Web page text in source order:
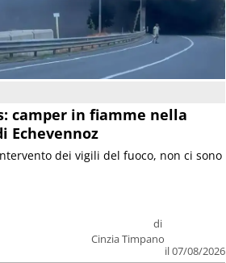
camper in fiamme nella
Echevennoz
di
Cinzia Timpano
il 07/08/2026
dei vigili del fuoco, non ci sono